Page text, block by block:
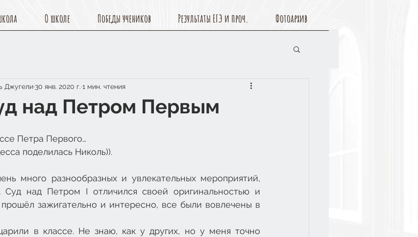
О школе Победы учеников Результаты ЕГЭ и проч. Фотоархив
над Петром Первым
Джугели 30 янв. 2020 г. 1 мин. чтения
Петра Первого…
поделилась Николь)).
много разнообразных и увлекательных мероприятий,
Суд над Петром I отличился своей оригинальностью и
зажигательно и интересно, все были вовлечены в
в классе. Не знаю, как у других, но у меня точно